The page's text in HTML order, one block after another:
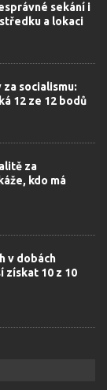
sekání i
a lokaci
socialismu:
12 ze 12 bodů
za
kdo má
v dobách
získat 10 z 10